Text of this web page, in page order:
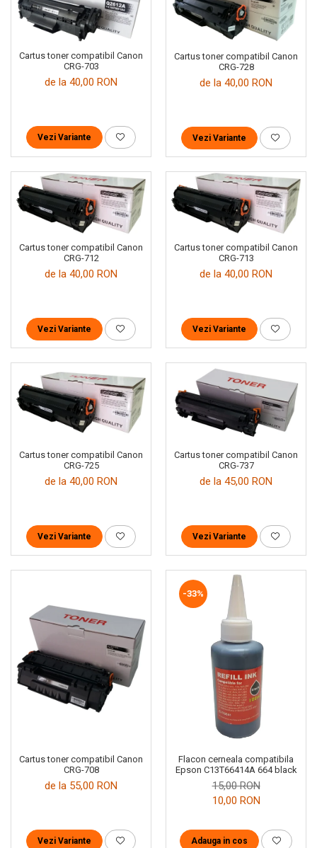
Cartus toner compatibil Canon
CRG-703
de la 40,00 RON
Vezi Variante
Cartus toner compatibil Canon
CRG-728
de la 40,00 RON
Vezi Variante
Cartus toner compatibil Canon
CRG-712
de la 40,00 RON
Vezi Variante
Cartus toner compatibil Canon
CRG-713
de la 40,00 RON
Vezi Variante
Cartus toner compatibil Canon
CRG-725
de la 40,00 RON
Vezi Variante
Cartus toner compatibil Canon
CRG-737
de la 45,00 RON
Vezi Variante
Cartus toner compatibil Canon
CRG-708
de la 55,00 RON
Vezi Variante
-33%
Flacon cerneala compatibila
Epson C13T66414A 664 black
15,00 RON
10,00 RON
Adauga in cos